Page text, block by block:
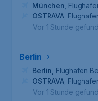
München
OSTRAVA
Vor 1 Stunde
Berlin
Berlin Flughafen
OSTRAVA
Vor 1 Stunde